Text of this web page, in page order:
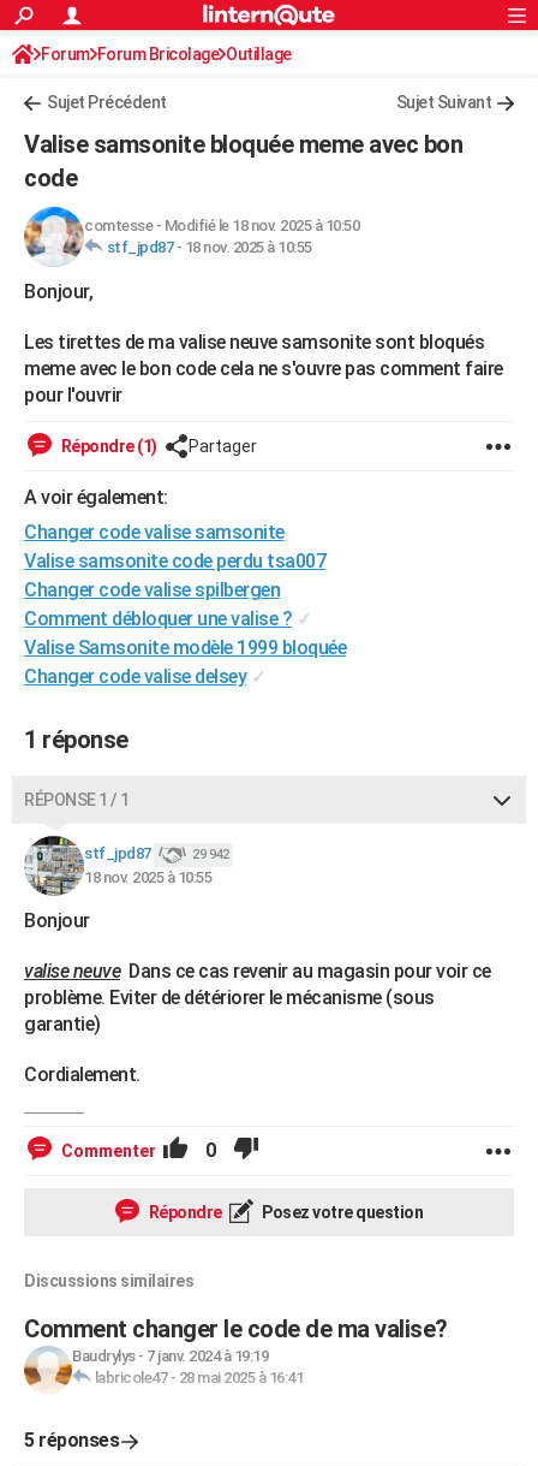
ACTUALITÉS
Politique
Société
Faits Divers
Education
Monde
Villes
+
Programme TV
Streaming
Cinéma
Sorties cinéma
Musique
FINANCE
Retraite
Impôts
Epargne
Immobilier
Risques naturels par ville
Banque
Assurance
Crédit
AUTO
Essais
Réserver un essai
Citadines
Berlines
SUV
Forum auto
HIGH-TECH
Forum
Aménagement intérieur
Extérieur
Cuisine
Salle de bains
Jardinage
Rangement
WEEK-END
Alimentation
Guide de la santé
Médicaments
Destinations
City break
Voyage nature
Voyage de noces
Forum
Climat
+PHOTO
GUIDES D'ACHAT
BONS PLANS
Carte de Noël
Carte Bonne année
Carte Saint-Valentin
Carte Pâques
Carte d'anniversaire
Dictionnaire
Biographies
Citations
Expressions
Proverbes
PROGRAMME TV
COPAINS D'AVANT
AVIS DE DÉCÈS
Bricolage
Lifestyle
Culture
Sport
Auto
Television
Voyage
Cinema
S'inscrire
Connexion
Forum Forum Bricolage Outillage
Sujet Précédent Sujet Suivant
Valise samsonite bloquée meme avec bon
code
comtesse- Modifié le 18 nov. 2025 à 10:50
stf_jpd87- 18 nov. 2025 à 10:55
Bonjour,
Les tirettes de ma valise neuve samsonite sont bloqués
meme avec le bon code cela ne s'ouvre pas comment faire
pour l'ouvrir
Répondre (1) Partager
A voir également:
Changer code valise samsonite
Valise samsonite code perdu tsa007
Changer code valise spilbergen
Comment débloquer une valise ? ✓
Valise Samsonite modèle 1999 bloquée
Changer code valise delsey ✓
1 réponse
RÉPONSE 1 / 1
stf_jpd87 29 942
18 nov. 2025 à 10:55
Bonjour
valise neuveDans ce cas revenir au magasin pour voir ce
problème. Eviter de détériorer le mécanisme (sous
garantie)
Cordialement.
Commenter 0
Répondre Posez votre question
Discussions similaires
Comment changer le code de ma valise?
Baudrylys- 7 janv. 2024 à 19:19
labricole47- 28 mai 2025 à 16:41
5 réponses